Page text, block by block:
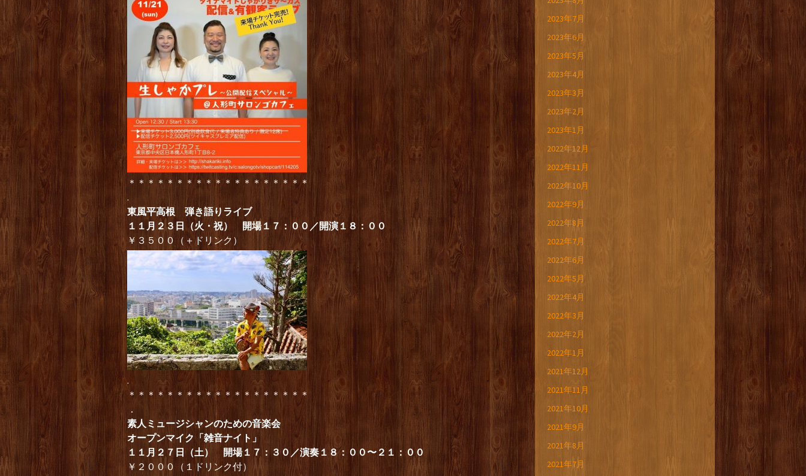
＊＊＊＊＊＊＊＊＊＊＊＊＊＊＊＊＊＊＊
.
東風平高根 弾き語りライブ
１１月２３日（火・祝） 開場１７：００／開演１８：００
￥３５００（＋ドリンク）
.
＊＊＊＊＊＊＊＊＊＊＊＊＊＊＊＊＊＊＊
．
素人ミュージシャンのための音楽会
オープンマイク「雑音ナイト」
１１月２７日（土） 開場１７：３０／演奏１８：００〜２１：００
￥２０００（１ドリンク付）
2023年7月
2023年6月
2023年5月
2023年4月
2023年3月
2023年2月
2023年1月
2022年12月
2022年11月
2022年10月
2022年9月
2022年8月
2022年7月
2022年6月
2022年5月
2022年4月
2022年3月
2022年2月
2022年1月
2021年12月
2021年11月
2021年10月
2021年9月
2021年8月
2021年7月